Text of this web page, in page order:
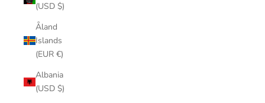
(USD $)
Åland
Islands
(EUR €)
Albania
(USD $)